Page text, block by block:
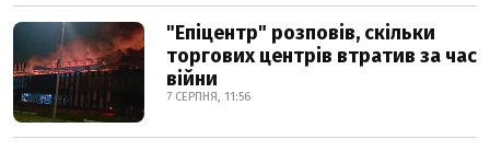
"Епіцентр" розповів, скільки
торгових центрів втратив за час
війни
7 СЕРПНЯ, 11:56